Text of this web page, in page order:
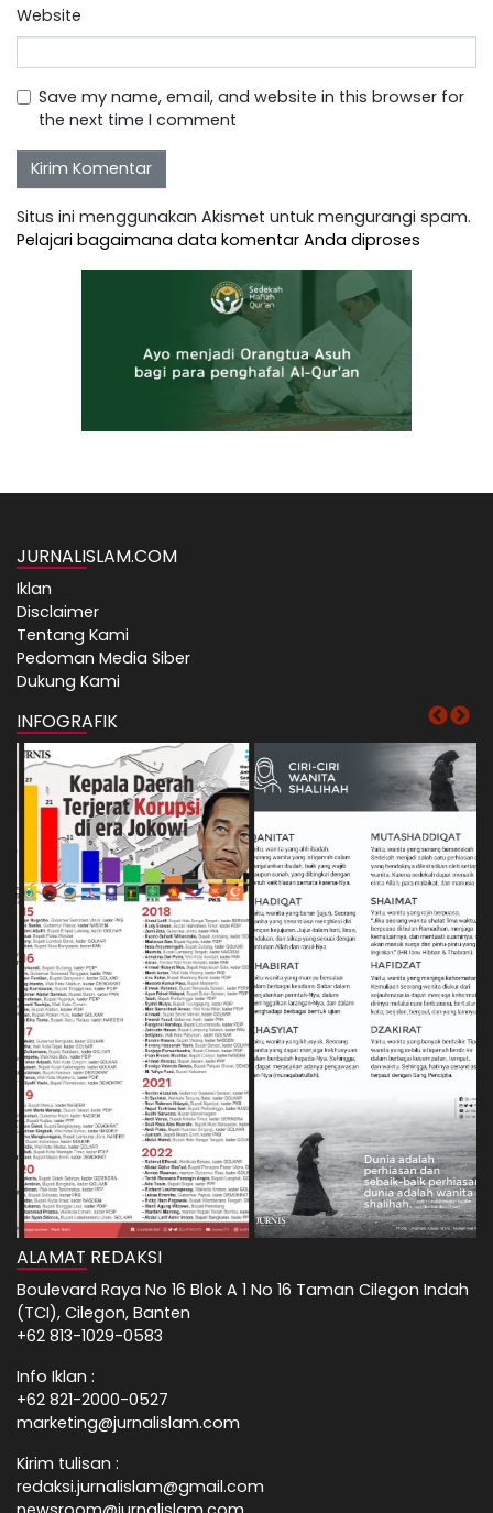
Website
Save my name, email, and website in this browser for
the next time I comment
Situs ini menggunakan Akismet untuk mengurangi spam.
Pelajari bagaimana data komentar Anda diproses
JURNALISLAM.COM
Iklan
Disclaimer
Tentang Kami
Pedoman Media Siber
Dukung Kami
INFOGRAFIK
ALAMAT REDAKSI
Boulevard Raya No 16 Blok A 1 No 16 Taman Cilegon Indah
(TCI), Cilegon, Banten
+62 813-1029-0583
Info Iklan :
+62 821-2000-0527
marketing@jurnalislam.com
Kirim tulisan :
redaksi.jurnalislam@gmail.com